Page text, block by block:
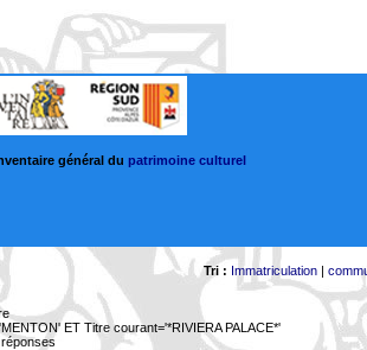
général du patrimoine culturel
Tri : Immatriculation|
ET Titre courant='*RIVIERA PALACE*'